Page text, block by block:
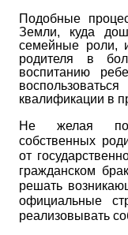
Подобные
Земли, куда
семейные роли,
родителя в
воспитанию
квалификации в
Не желая
собственных
от
гражданском
решать
официальные
реализовывать